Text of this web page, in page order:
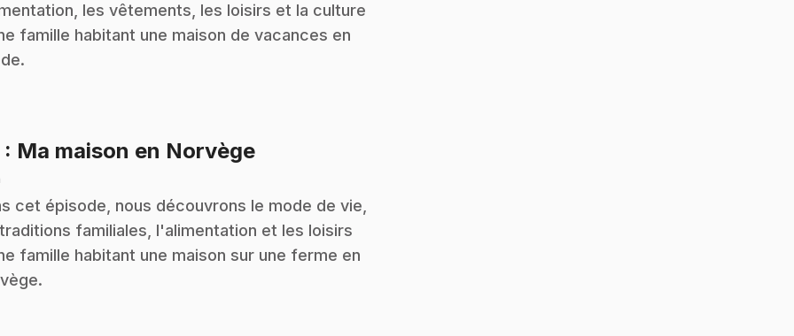
les vêtements, les loisirs et la culture
famille habitant une maison de vacances en
: Ma maison en Norvège.
cet épisode, nous découvrons le mode de vie,
familiales, l'alimentation et les loisirs
famille habitant une maison sur une ferme en